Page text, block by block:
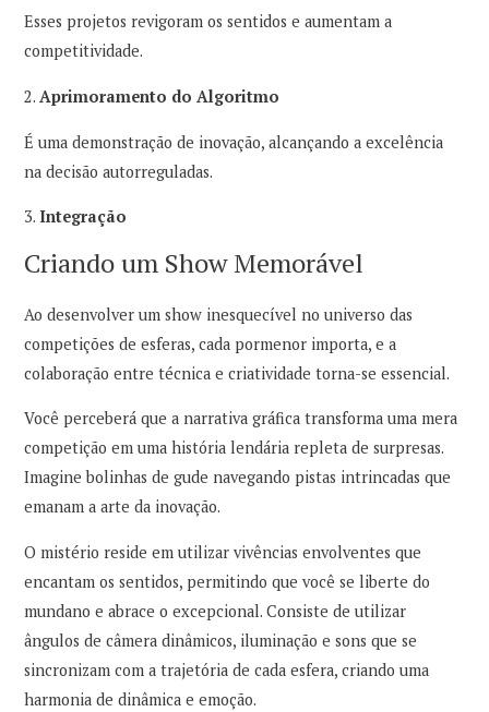
Esses projetos revigoram os sentidos e aumentam a
competitividade.
2.Aprimoramento do Algoritmo
É uma demonstração de inovação, alcançando a excelência
na decisão autorreguladas.
3. Integração
Criando um Show Memorável
Ao desenvolver um show inesquecível no universo das
competições de esferas, cada pormenor importa, e a
colaboração entre técnica e criatividade torna-se essencial.
Você perceberá que a narrativa gráfica transforma uma mera
competição em uma história lendária repleta de surpresas.
Imagine bolinhas de gude navegando pistas intrincadas que
emanam a arte da inovação.
O mistério reside em utilizar vivências envolventes que
encantam os sentidos, permitindo que você se liberte do
mundano e abrace o excepcional. Consiste de utilizar
ângulos de câmera dinâmicos, iluminação e sons que se
sincronizam com a trajetória de cada esfera, criando uma
harmonia de dinâmica e emoção.